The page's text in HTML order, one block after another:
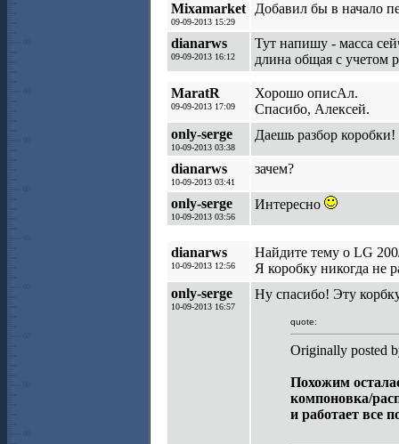
Mixamarket
09-09-2013 15:29
Добавил бы в начало
dianarws
09-09-2013 16:12
Тут напишу - масса
длина общая с учетом
MaratR
09-09-2013 17:09
Хорошо описАл.
Спасибо, Алексей.
only-serge
10-09-2013 03:38
Даешь разбор коробки!
dianarws
10-09-2013 03:41
зачем?
only-serge
10-09-2013 03:56
Интересно
dianarws
10-09-2013 12:56
Найдите тему о LG
Я коробку никогда не
only-serge
10-09-2013 16:57
Ну спасибо! Эту
quote:
Originally posted
Похожим
компоновка/
и работает все